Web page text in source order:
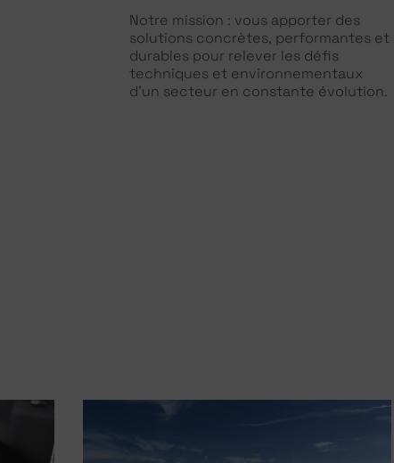
Notre mission : vous apporter des
solutions concrètes, performantes et
durables pour relever les défis
techniques et environnementaux
d’un secteur en constante évolution.